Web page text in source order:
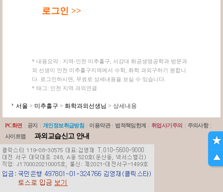
로그인 >>
* 내용요약 : 지역-인천 미추홀구, 서강대 화공생명공학과 방문과
외 선생이 인천 미추홀구지역에서 수학, 화학 과외구하기 원합니
다. 로그인하시면, 무료로 상세내용을 보실 수 있습니다.
* 태그: 인천 지역 과외연결
서울 > 미추홀구 > 화학과외선생님 > 상세내용
PC화면 공지 개인정보취급방침 이용약관 법적책임한계 취업사기주의 주의사항
사이트맵
과외교습신고 안내